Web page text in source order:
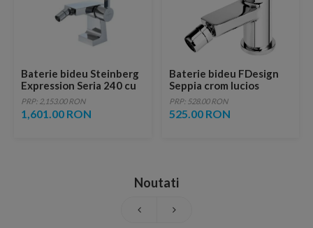
Baterie bideu Steinberg
Expression Seria 240 cu
ventil pop-up
PRP: 2,153.00 RON
1,601.00 RON
Baterie bideu FDesign
Seppia crom lucios
monocomanda
PRP: 528.00 RON
525.00 RON
Noutati